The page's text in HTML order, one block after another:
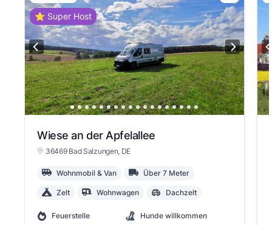
⭐ Super Host
Wiese an der Apfelallee
36469 Bad Salzungen, DE
Wohnmobil & Van Über 7 Meter
Zelt Wohnwagen Dachzelt
Feuerstelle Hunde willkommen